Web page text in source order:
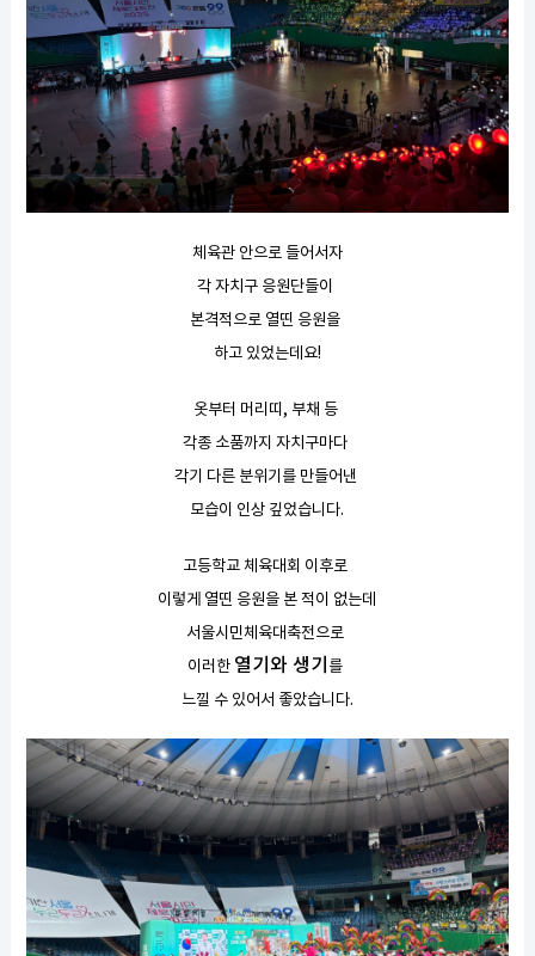
체육관 안으로 들어서자
각 자치구 응원단들이
본격적으로 열띤 응원을
하고 있었는데요!
옷부터 머리띠, 부채 등
각종 소품까지 자치구마다
각기 다른 분위기를 만들어낸
모습이 인상 깊었습니다.
고등학교 체육대회 이후로
이렇게 열띤 응원을 본 적이 없는데
서울시민체육대축전으로
이러한 열기와 생기 를
느낄 수 있어서 좋았습니다.